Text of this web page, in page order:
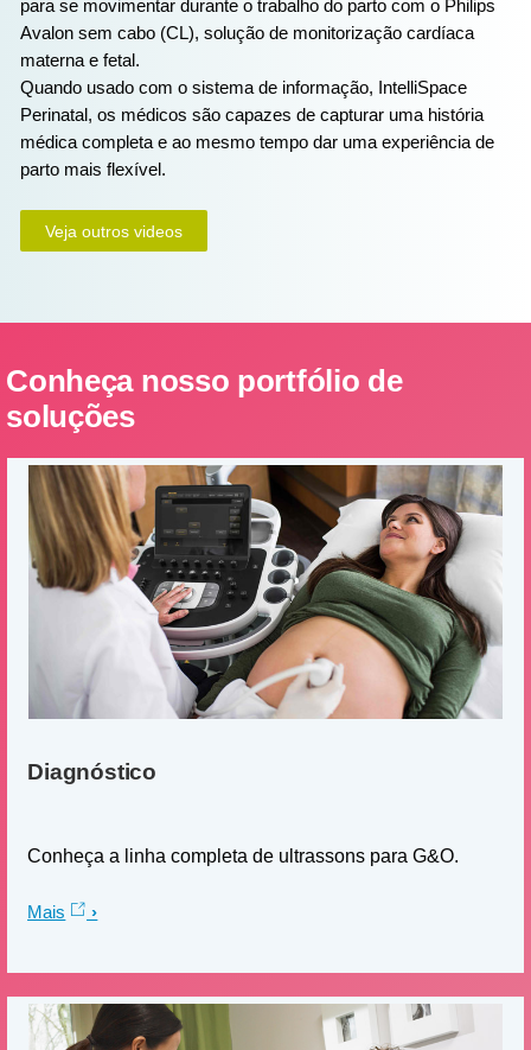
para se movimentar durante o trabalho do parto com o Philips
Avalon sem cabo (CL), solução de monitorização cardíaca
materna e fetal.
Quando usado com o sistema de informação, IntelliSpace
Perinatal, os médicos são capazes de capturar uma história
médica completa e ao mesmo tempo dar uma experiência de
parto mais flexível.
Veja outros videos
Conheça nosso portfólio de
soluções
Diagnóstico
Conheça a linha completa de ultrassons para G&O.
Mais